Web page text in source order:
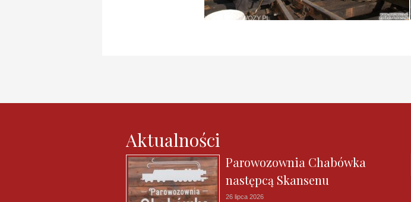
Aktualności
Parowozownia Chabówka
następcą Skansenu
26 lipca 2026